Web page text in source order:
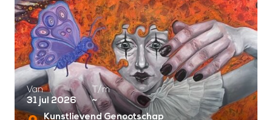
Van
31 jul 2026
T/m
~
Kunstlievend Genootschap